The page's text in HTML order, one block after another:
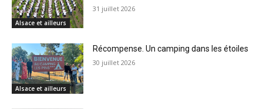
Alsace et ailleurs
31 juillet 2026
Alsace et ailleurs
Récompense. Un camping dans les étoiles
30 juillet 2026